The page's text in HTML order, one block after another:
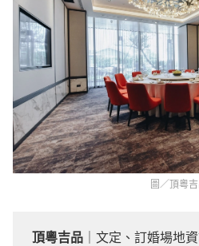
圖／頂粵
頂粵吉品 ｜文定、訂婚場地